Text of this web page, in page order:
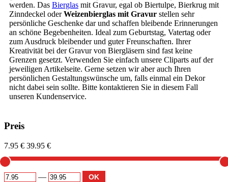
werden. Das Bierglas mit Gravur, egal ob Biertulpe, Bierkrug mit
Zinndeckel oderWeizenbierglas mit Gravur stellen sehr
persönliche Geschenke dar und schaffen bleibende Erinnerungen
an schöne Begebenheiten. Ideal zum Geburtstag, Vatertag oder
zum Ausdruck bleibender und guter Freunschaften. Ihrer
Kreativität bei der Gravur von Biergläsern sind fast keine
Grenzen gesetzt. Verwenden Sie einfach unsere Cliparts auf der
jeweiligen Artikelseite. Gerne setzen wir aber auch Ihren
persönlichen Gestaltungswünsche um, falls einmal ein Dekor
nicht dabei sein sollte. Bitte kontaktieren Sie in diesem Fall
unseren Kundenservice.
Preis
7.95 € 39.95 €
— OK